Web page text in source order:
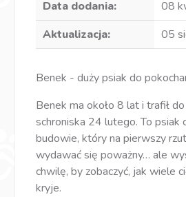
Data dodania:
08
Aktualizacja:
05
Benek - duży psiak do
Benek ma około 8 lat i trafił
schroniska 24 lutego. To psiak
budowie, który na pierwszy
wydawać się poważny… ale
chwilę, by zobaczyć, jak wiele
kryje.